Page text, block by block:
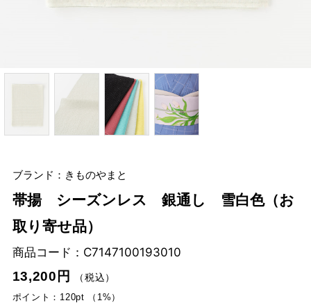
ブランド：きものやまと
帯揚 シーズンレス 銀通し 雪白色（お
取り寄せ品）
商品コード： C7147100193010
13,200円
（税込）
ポイント：120pt （1%）